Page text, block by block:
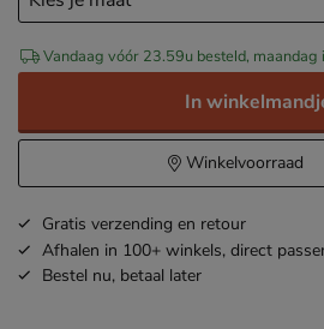
Vandaag vóór 23.59u besteld, maandag
In
Winkelvoorraad
Gratis verzending en retour
Afhalen in 100+ winkels, direct
Bestel nu, betaal later